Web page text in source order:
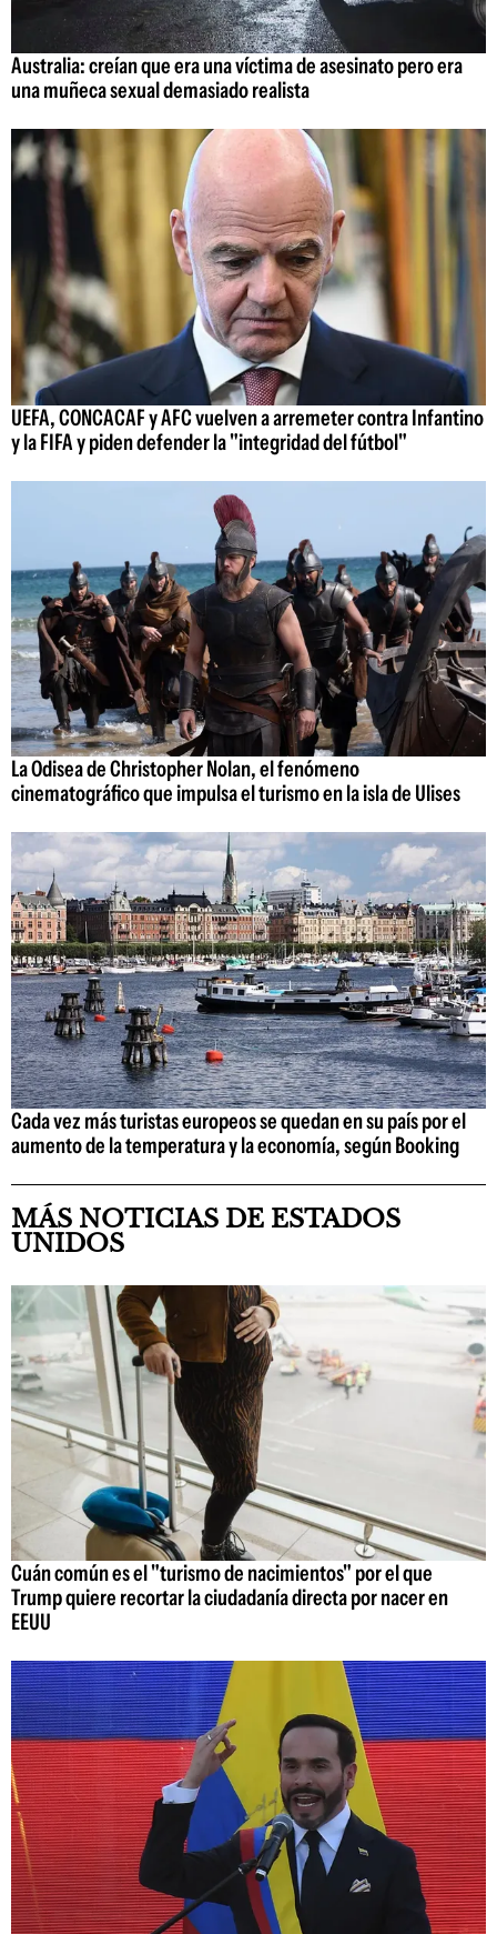
Australia: creían que era una víctima de asesinato pero era
una muñeca sexual demasiado realista
UEFA, CONCACAF y AFC vuelven a arremeter contra Infantino
y la FIFA y piden defender la "integridad del fútbol"
La Odisea de Christopher Nolan, el fenómeno
cinematográfico que impulsa el turismo en la isla de Ulises
Cada vez más turistas europeos se quedan en su país por el
aumento de la temperatura y la economía, según Booking
MÁS NOTICIAS DE ESTADOS
UNIDOS
Cuán común es el "turismo de nacimientos" por el que
Trump quiere recortar la ciudadanía directa por nacer en
EEUU